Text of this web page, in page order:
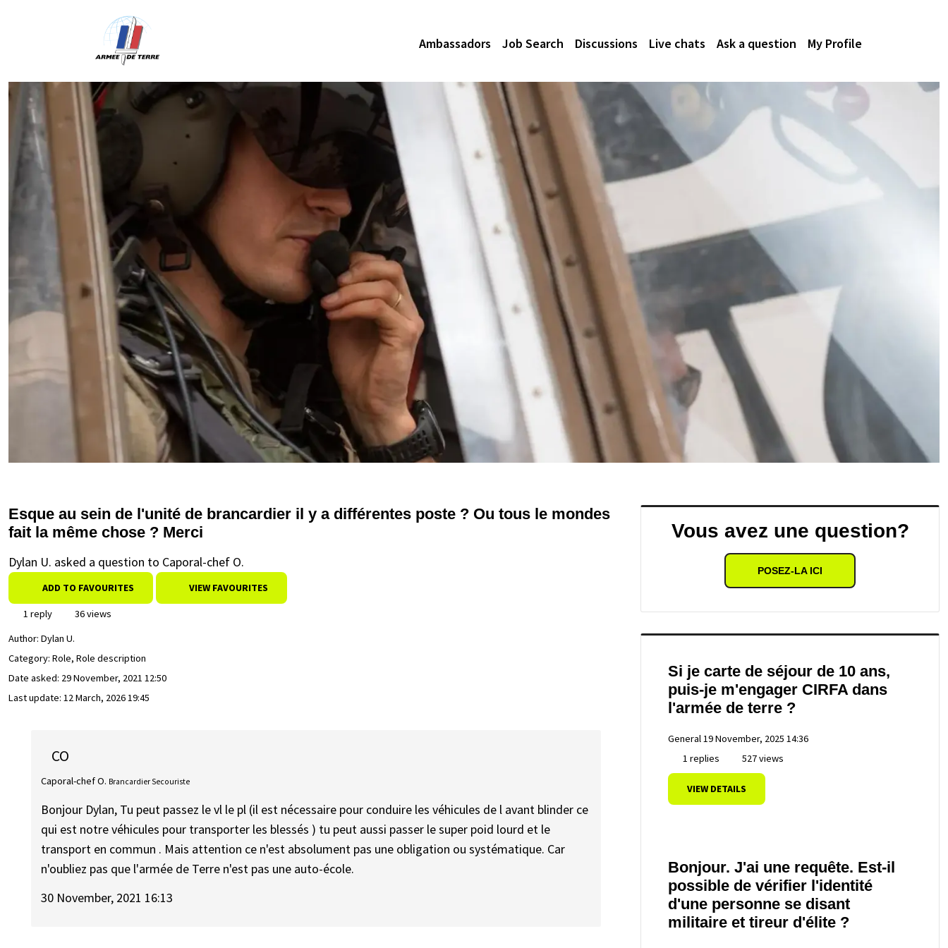
Ambassadors Job Search Discussions Live chats Ask a question My Profile
Esque au sein de l'unité de brancardier il y a différentes poste ? Ou tous le mondes
fait la même chose ? Merci
Dylan U. asked a question to Caporal-chef O.
ADD TO FAVOURITES VIEW FAVOURITES
1 reply
36 views
Author: Dylan U.
Category: Role, Role description
Date asked: 29 November, 2021 12:50
Last update: 12 March, 2026 19:45
CO
Caporal-chef O. Brancardier Secouriste
Bonjour Dylan, Tu peut passez le vl le pl (il est nécessaire pour conduire les véhicules de l avant blinder ce
qui est notre véhicules pour transporter les blessés ) tu peut aussi passer le super poid lourd et le
transport en commun . Mais attention ce n'est absolument pas une obligation ou systématique. Car
n'oubliez pas que l'armée de Terre n'est pas une auto-école.
30 November, 2021 16:13
Vous avez une question?
POSEZ-LA ICI
Si je carte de séjour de 10 ans,
puis-je m'engager CIRFA dans
l'armée de terre ?
General19 November, 2025 14:36
1 replies
527 views
VIEW DETAILS
Bonjour. J'ai une requête. Est-il
possible de vérifier l'identité
d'une personne se disant
militaire et tireur d'élite ?